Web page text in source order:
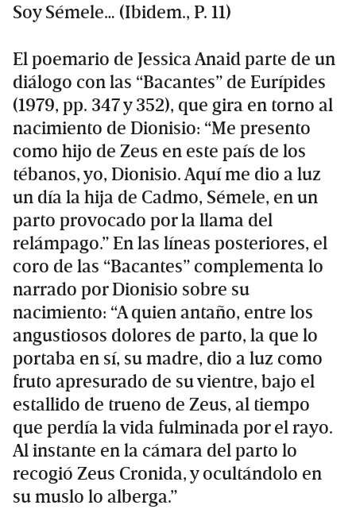
Soy Sémele… (Ibidem., P. 11)
El poemario de Jessica Anaid parte de un
diálogo con las “Bacantes” de Eurípides
(1979, pp. 347 y 352), que gira en torno al
nacimiento de Dionisio: “Me presento
como hijo de Zeus en este país de los
tébanos, yo, Dionisio. Aquí me dio a luz
un día la hija de Cadmo, Sémele, en un
parto provocado por la llama del
relámpago.” En las líneas posteriores, el
coro de las “Bacantes” complementa lo
narrado por Dionisio sobre su
nacimiento: “A quien antaño, entre los
angustiosos dolores de parto, la que lo
portaba en sí, su madre, dio a luz como
fruto apresurado de su vientre, bajo el
estallido de trueno de Zeus, al tiempo
que perdía la vida fulminada por el rayo.
Al instante en la cámara del parto lo
recogió Zeus Cronida, y ocultándolo en
su muslo lo alberga.”